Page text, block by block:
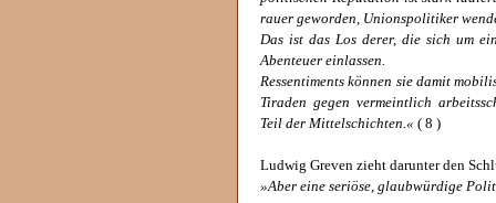
rauer geworden, Unionspolitiker
Das ist das Los derer, die sich um
Abenteuer einlassen.
Ressentiments können sie damit
Tiraden gegen vermeintlich
Teil der Mittelschichten.« ( 8 )
Ludwig Greven zieht darunter den
»Aber eine seriöse, glaubwürdige